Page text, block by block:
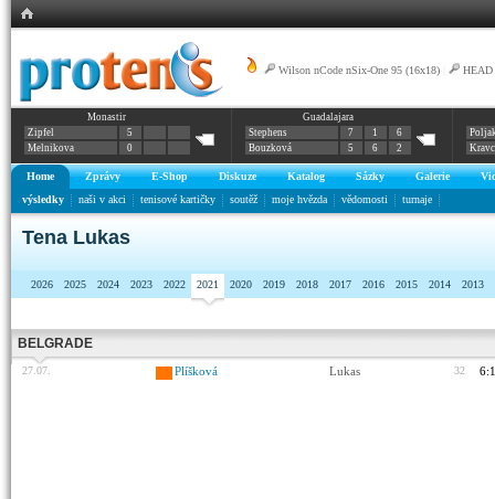
Wilson nCode nSix-One 95 (16x18) HEAD
nCode n5
Monastir
Zipfel
5
Melnikova
0
Guadalajara
Stephens
7 1
6
Bouzková
5 6 2
Home Zprávy E-Shop Diskuze Katalog Sázky Galerie
výsledky
naši v akci tenisové kartičky soutěž moje hvězda vědomosti turnaje
Tena Lukas
2026 2025 2024 2023 2022 2021 2020 2019 2018 2017 2016 2015 2014 2013
BELGRADE
27.07. Plíšková Lukas 32